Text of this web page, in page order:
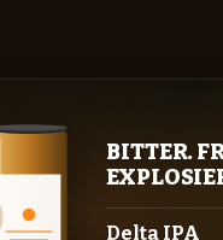
BITTER.
Delta IPA